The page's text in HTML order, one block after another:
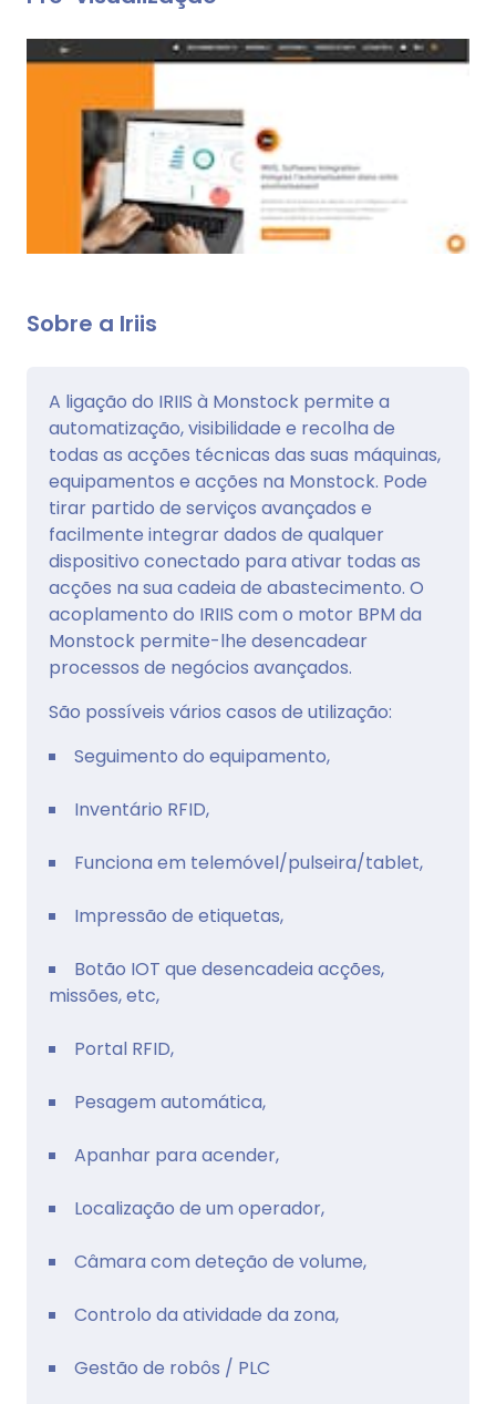
Sobre a Iriis
A ligação do IRIIS à Monstock permite a
automatização, visibilidade e recolha de
todas as acções técnicas das suas máquinas,
equipamentos e acções na Monstock. Pode
tirar partido de serviços avançados e
facilmente integrar dados de qualquer
dispositivo conectado para ativar todas as
acções na sua cadeia de abastecimento. O
acoplamento do IRIIS com o motor BPM da
Monstock permite-lhe desencadear
processos de negócios avançados.
São possíveis vários casos de utilização:
Seguimento do equipamento,
Inventário RFID,
Funciona em telemóvel/pulseira/tablet,
Impressão de etiquetas,
Botão IOT que desencadeia acções,
missões, etc,
Portal RFID,
Pesagem automática,
Apanhar para acender,
Localização de um operador,
Câmara com deteção de volume,
Controlo da atividade da zona,
Gestão de robôs / PLC